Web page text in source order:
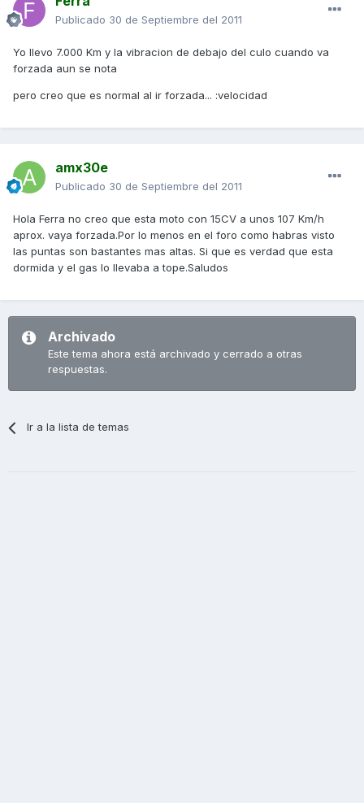
Publicado 30 de Septiembre del 2011
Yo llevo 7.000 Km y la vibracion de debajo del culo cuando va
forzada aun se nota
pero creo que es normal al ir forzada... :velocidad
amx30e
Publicado 30 de Septiembre del 2011
Hola Ferra no creo que esta moto con 15CV a unos 107 Km/h
aprox. vaya forzada.Por lo menos en el foro como habras visto
las puntas son bastantes mas altas. Si que es verdad que esta
dormida y el gas lo llevaba a tope.Saludos
Archivado
Este tema ahora está archivado y cerrado a otras
respuestas.
Ir a la lista de temas